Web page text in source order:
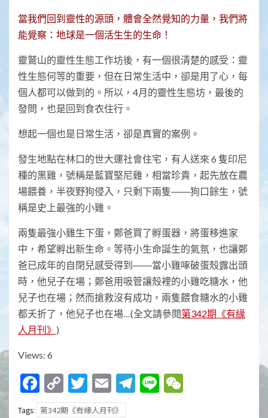
當我們回到靈性的源頭，體會全然覺知的力量，我們將
能覺察：地球是一個活生生的生命！
靈鷲山的靈性生態工作坊後，有一個很清楚的感受：靈
性生態何等的重要，但在日常生活中，卻是用了心，每
個人都可以做到的。所以，4月的靈性生態坊，最後的
發問，也是回到食衣住行。
想起一個也是日常生活，卻是真實的案例。
發生地點在林口的世大運社會住宅，有人送來 6 隻印尼
種的黑雞，號稱是藍寶堅尼雞，相當珍貴，起先放在農
場餵養，半夜野狗侵入，只剩下兩隻――狗口餘生，號
稱是史上最強的小雞。
兩隻最強小雞生下蛋，鄭爸買了孵蛋器，將蛋移進家
中，希望孵出新生命。等待小生命誕生的氣氛，也讓鄭
爸已成年的自閉兒感受得到――當小雞啄破蛋殼露出頭
時，他兒子在場；鄭爸用吸管讓殼裡的小雞吃糖水，他
兒子也在場；然而搶救沒有成功，兩隻餵食糖水的小雞
都夭折了，他兒子也在場…(全文請參閱第342期《有緣
人月刊》 )
Views: 6
Facebook
Copy
Link
Twitter
EmailTelegram
Line
Tags: 第342期《有緣人月刊》